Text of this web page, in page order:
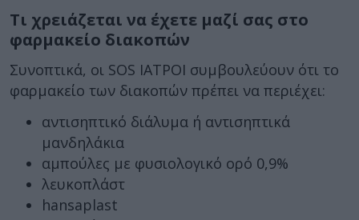
Τι χρειάζεται να έχετε μαζί σας στο
φαρμακείο διακοπών
Συνοπτικά, οι SOS ΙΑΤΡΟΙ συμβουλεύουν ότι το
φαρμακείο των διακοπών πρέπει να περιέχει:
αντισηπτικό διάλυμα ή αντισηπτικά
μανδηλάκια
αμπούλες με φυσιολογικό ορό 0,9%
λευκοπλάστ
hansaplast